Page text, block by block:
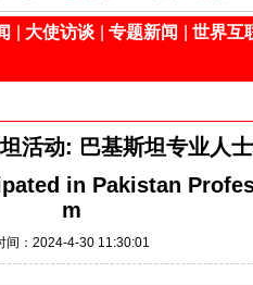
大使访谈 专题新闻 世界互
活动: 巴基斯坦专业人
in Pakistan
m
间：2024-4-30 11:30:01